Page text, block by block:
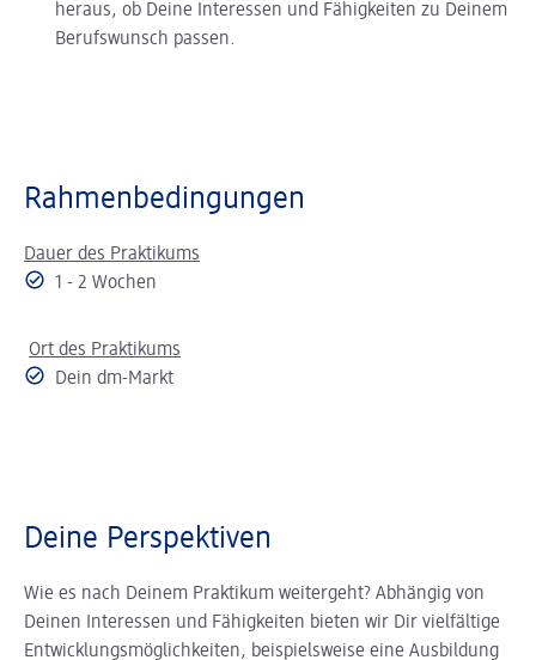
heraus, ob Deine Interessen und Fähigkeiten zu Deinem
Berufswunsch passen.
Rahmenbedingungen
Dauer des Praktikums
1 - 2 Wochen
Ort des Praktikums
Dein dm-Markt
Deine Perspektiven
Wie es nach Deinem Praktikum weitergeht? Abhängig von
Deinen Interessen und Fähigkeiten bieten wir Dir vielfältige
Entwicklungsmöglichkeiten, beispielsweise eine Ausbildung